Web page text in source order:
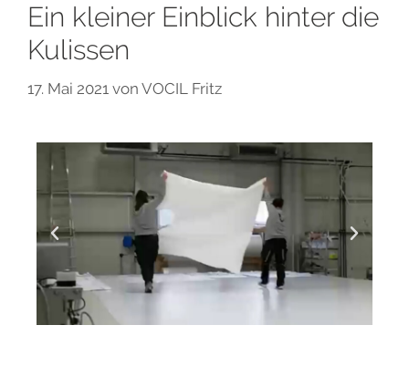
Ein kleiner Einblick hinter die
Kulissen
17. Mai 2021 von VOCIL Fritz